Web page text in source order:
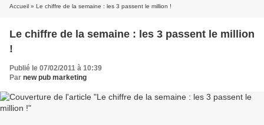
Accueil » Le chiffre de la semaine : les 3 passent le million !
Le chiffre de la semaine : les 3 passent le million
!
Publié le 07/02/2011 à 10:39
Par new pub marketing